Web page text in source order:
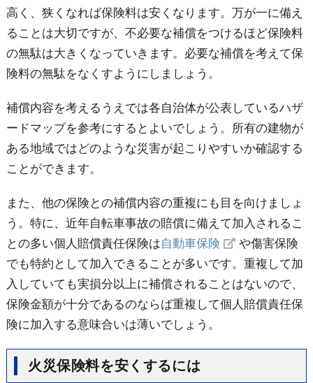
高く、狭くなれば保険料は安くなります。万が一に備え
ることは大切ですが、不必要な補償をつけるほど保険料
の無駄は大きくなっていきます。必要な補償を考えて保
険料の無駄をなくすようにしましょう。
補償内容を考えるうえでは各自治体が公表しているハザ
ードマップを参考にするとよいでしょう。所有の建物が
ある地域ではどのような災害が起こりやすいか確認する
ことができます。
また、他の保険との補償内容の重複にも目を向けましょ
う。特に、近年自転車事故の賠償に備えて加入されるこ
との多い個人賠償責任保険は自動車保険
や傷害保険
でも特約として加入できることが多いです。重複して加
入していても実損分以上に補償されることはないので、
保険金額が十分であるのならば重複して個人賠償責任保
険に加入する意味合いは薄いでしょう。
火災保険料を安くするには